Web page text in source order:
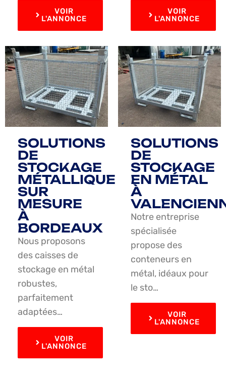
VOIR
L'ANNONCE
VOIR
L'ANNONCE
SOLUTIONS
DE
STOCKAGE
MÉTALLIQUE
SUR
MESURE
À
BORDEAUX
Nous proposons
des caisses de
stockage en métal
robustes,
parfaitement
adaptées…
VOIR
L'ANNONCE
SOLUTIONS
DE
STOCKAGE
EN MÉTAL
À
Notre entreprise
spécialisée
propose des
conteneurs en
métal, idéaux pour
le sto…
VOIR
L'ANNONCE